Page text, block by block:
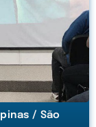
/ São